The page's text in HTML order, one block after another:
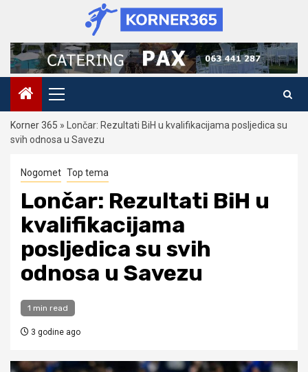
content
Primary
Menu
Korner 365 » Lončar: Rezultati BiH u kvalifikacijama posljedica su
svih odnosa u Savezu
Nogomet Top tema
Lončar: Rezultati BiH u
kvalifikacijama
posljedica su svih
odnosa u Savezu
1 min read
3 godine ago